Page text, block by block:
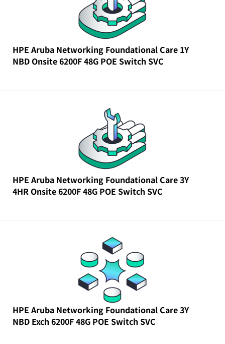
HPE Aruba Networking Foundational Care 1Y
NBD Onsite 6200F 48G POE Switch SVC
HPE Aruba Networking Foundational Care 3Y
4HR Onsite 6200F 48G POE Switch SVC
HPE Aruba Networking Foundational Care 3Y
NBD Exch 6200F 48G POE Switch SVC